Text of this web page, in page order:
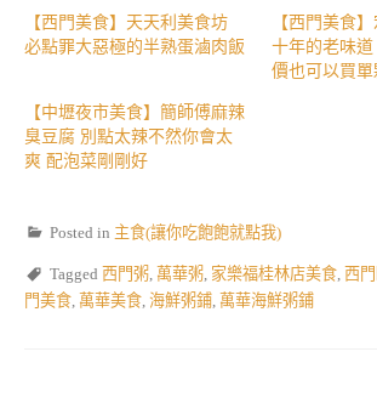
【西門美食】天天利美食坊
必點罪大惡極的半熟蛋滷肉飯
【西門美食
十年的老味
價也可以買單
【中壢夜市美食】簡師傅麻辣
臭豆腐 別點太辣不然你會太
爽 配泡菜剛剛好
Posted in 主食(讓你吃飽飽就點我)
Tagged 西門粥, 萬華粥, 家樂福桂林店美食, 西
門美食, 萬華美食, 海鮮粥鋪, 萬華海鮮粥鋪